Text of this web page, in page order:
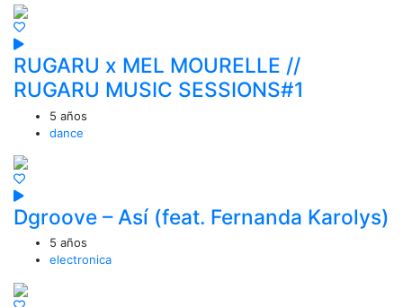
RUGARU x MEL MOURELLE //
RUGARU MUSIC SESSIONS#1
5 años
dance
Dgroove – Así (feat. Fernanda Karolys)
5 años
electronica